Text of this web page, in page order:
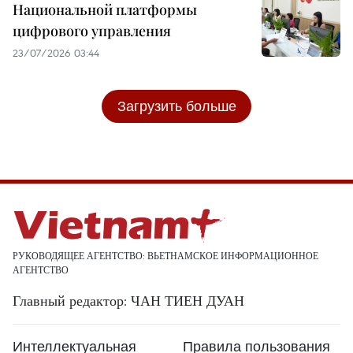
Национальной платформы
цифрового управления
23/07/2026 03:44
Загрузить больше
РУКОВОДЯЩЕЕ АГЕНТСТВО: ВЬЕТНАМСКОЕ ИНФОРМАЦИОННОЕ
АГЕНТСТВО
Главный редактор: ЧАН ТИЕН ДУАН
Интеллектуальная Правила пользования